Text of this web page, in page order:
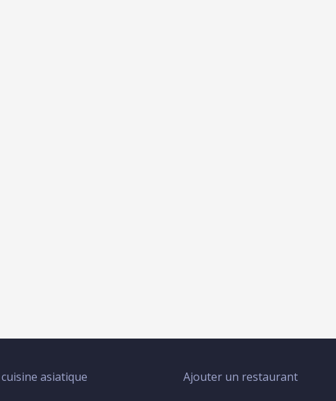
asiatique
Menu
Ajouter un restaurant